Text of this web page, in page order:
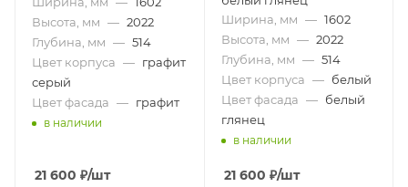
Высота, мм — 2022
Глубина, мм — 514
Цвет корпуса — графит
серый
Цвет фасада — графит
в наличии
21 600 ₽/шт
Ширина, мм — 1602
Высота, мм — 2022
Глубина, мм — 514
Цвет корпуса — белый
Цвет фасада — белый
глянец
в наличии
21 600 ₽/шт